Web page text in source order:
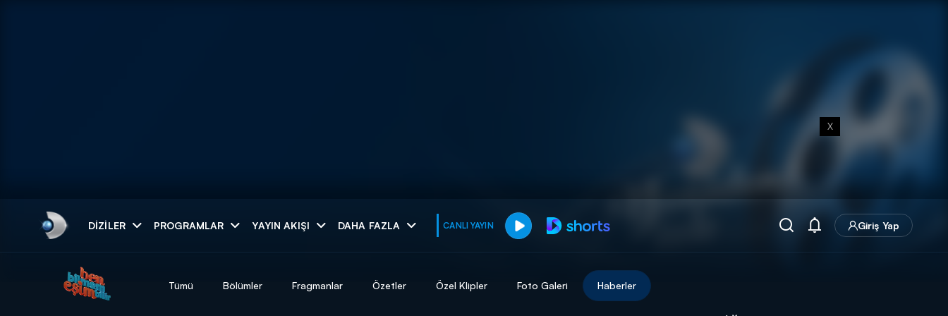
X
DIZILER PROGRAMLAR YAYIN AKIŞI DAHA FAZLA CANLI YAYIN Giriş Yap
muhteşem ikili
Tümü Bölümler Fragmanlar Özetler Özel Klipler Foto Galeri Haberler